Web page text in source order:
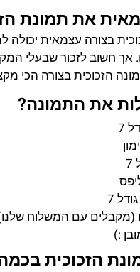
את תמונת
בצורה עצמאית יכולה
חשוב לזכור שבעלי
הזכוכית בצורה הכי
את התמונה?
7
(מקבלים עם המשלוח
:)
הזכוכית